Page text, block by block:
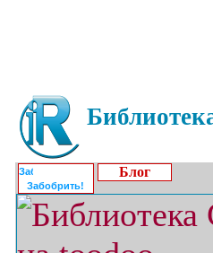
Забобрить!
Блог